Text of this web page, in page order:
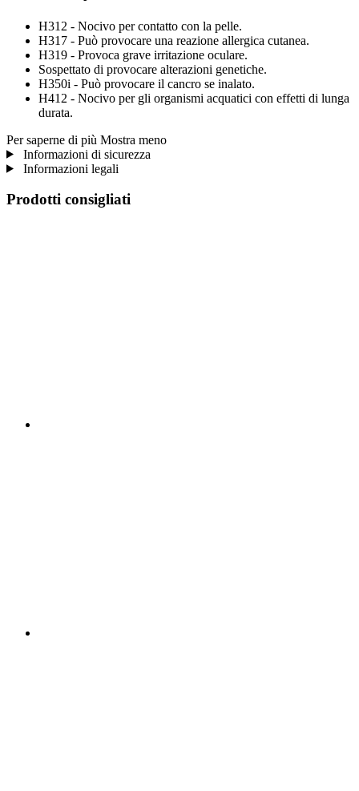
H312 - Nocivo per contatto con la pelle.
H317 - Può provocare una reazione allergica cutanea.
H319 - Provoca grave irritazione oculare.
Sospettato di provocare alterazioni genetiche.
H350i - Può provocare il cancro se inalato.
H412 - Nocivo per gli organismi acquatici con effetti di lunga
durata.
Per saperne di più Mostra meno
Informazioni di sicurezza
Informazioni legali
Prodotti consigliati